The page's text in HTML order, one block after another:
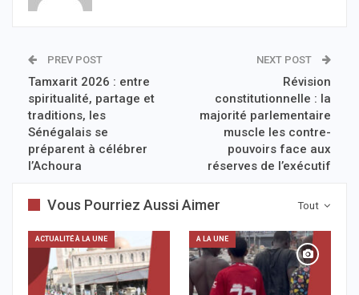
PREV POST
Tamxarit 2026 : entre
spiritualité, partage et
traditions, les
Sénégalais se
préparent à célébrer
l’Achoura
NEXT POST
Révision
constitutionnelle : la
majorité parlementaire
muscle les contre-
pouvoirs face aux
réserves de l’exécutif
Tout
Vous Pourriez Aussi Aimer
ACTUALITÉ À LA UNE A LA UNE